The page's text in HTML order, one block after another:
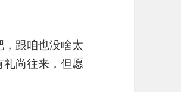
跟咱也没啥太
礼尚往来，但愿